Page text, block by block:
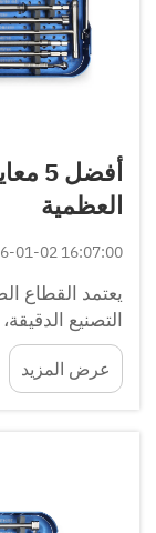
العظمية
01-02 16:07:00
يعتمد القطاع
التصنيع
للحياة. يعمل
تنظيمية صارمة
عرض المزيد